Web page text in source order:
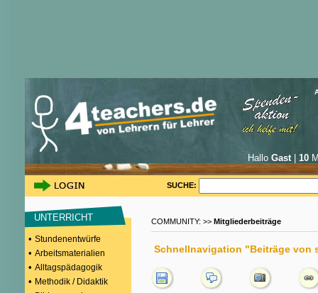
Hallo Gast| 10
SUCHE:
UNTERRICHT
• Stundenentwürfe
• Arbeitsmaterialien
• Alltagspädagogik
• Methodik / Didaktik
COMMUNITY: >> Mitgliederbeiträge
Schnellnavigation "Beiträge von